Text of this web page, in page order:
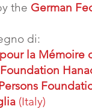
the German
di:
la Mémoire
(Italy)